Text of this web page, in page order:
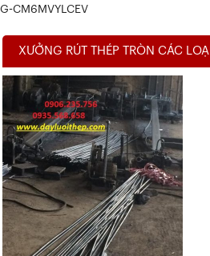
G-CM6MVYLCEV
XƯỞNG RÚT THÉP TRÒN CÁC LOẠI